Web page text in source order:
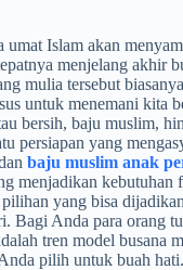
umat Islam akan
menjelang akhir
mulia tersebut
untuk menemani kita
bersih, baju muslim,
persiapan yang
baju muslim anak
menjadikan kebutuhan
yang bisa
Bagi Anda para orang
tren model busana
pilih untuk buah hati.